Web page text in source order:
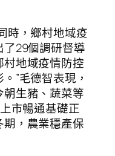
時，鄉村地域疫
29個調研督導
地域疫情防控
”毛德智表現，
生豬、蔬菜等
市暢通基礎正
，農業穩產保